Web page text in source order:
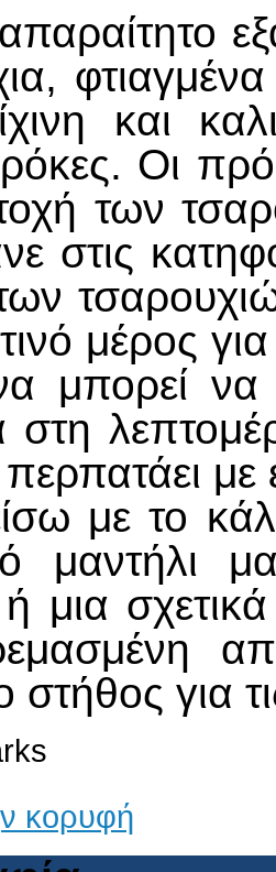
και
Οι
των
στις
μέρος
μπορεί
στη
με
με το
μαντήλι
μια
στήθος για
κορυφή